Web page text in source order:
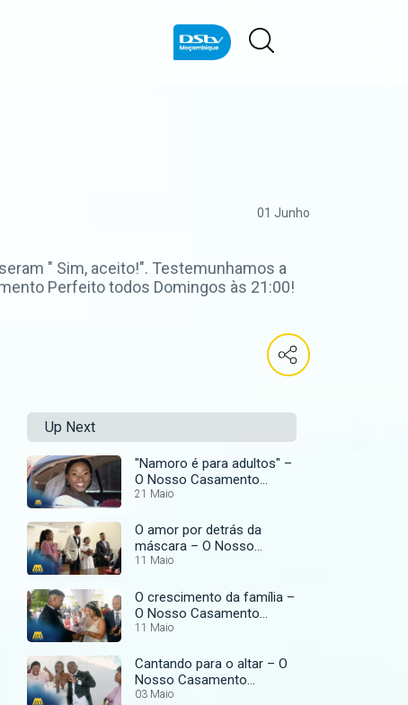
01 Junho
" Sim, aceito!". Testemunhamos a
Perfeito todos Domingos às 21:00!
Up Next
"Namoro é para adultos" –
O Nosso Casamento
Perfeito
21 Maio
O amor por detrás da
máscara – O Nosso
Casamento Perfeito
11 Maio
O crescimento da família –
O Nosso Casamento
Perfeito
11 Maio
Cantando para o altar – O
Nosso Casamento
Perfeito
03 Maio